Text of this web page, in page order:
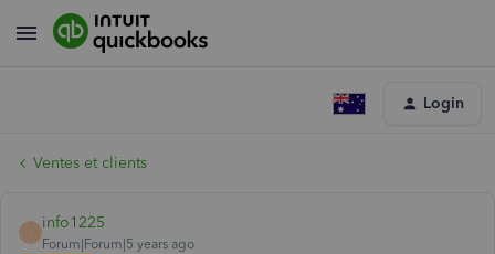
Login
Ventes et clients
info1225
Forum|Forum|5 years ago